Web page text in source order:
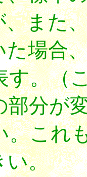
また
場合
す。（
部分が
。これ
い。